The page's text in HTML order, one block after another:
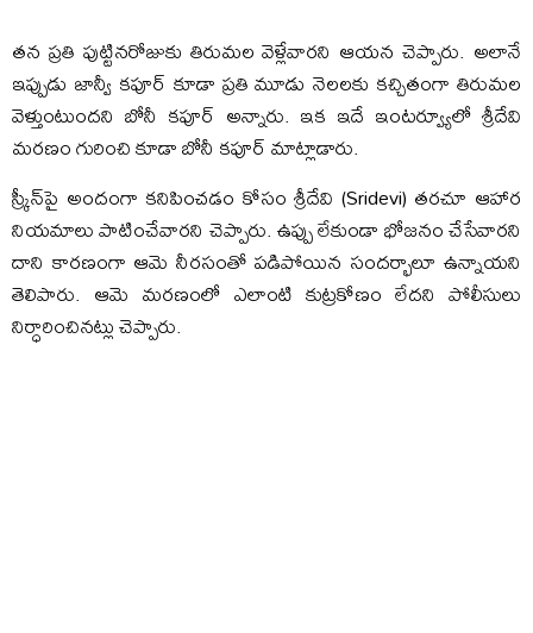
తన ప్రతి పుట్టినరోజుకు తిరుమల వెళ్లేవారని ఆయన చెప్పారు. అలానే
ఇప్పుడు జాన్వీ కపూర్ కూడా ప్రతి మూడు నెలలకు కచ్చితంగా తిరుమల
వెళ్తుంటుందని బోనీ కపూర్ అన్నారు. ఇక ఇదే ఇంటర్వ్యూలో శ్రీదేవి
మరణం గురించి కూడా బోనీ కపూర్ మాట్లాడారు.
స్క్రీన్‌పై అందంగా కనిపించడం కోసం శ్రీదేవి (Sridevi) తరచూ ఆహార
నియమాలు పాటించేవారని చెప్పారు. ఉప్పు లేకుండా భోజనం చేసేవారని
దాని కారణంగా ఆమె నీరసంతో పడిపోయిన సందర్భాలూ ఉన్నాయని
తెలిపారు. ఆమె మరణంలో ఎలాంటి కుట్రకోణం లేదని పోలీసులు
నిర్ధారించినట్లు చెప్పారు.